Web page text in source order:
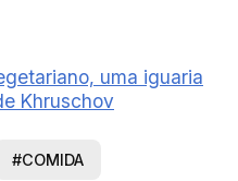
uma iguaria
Khruschov
#COMIDA